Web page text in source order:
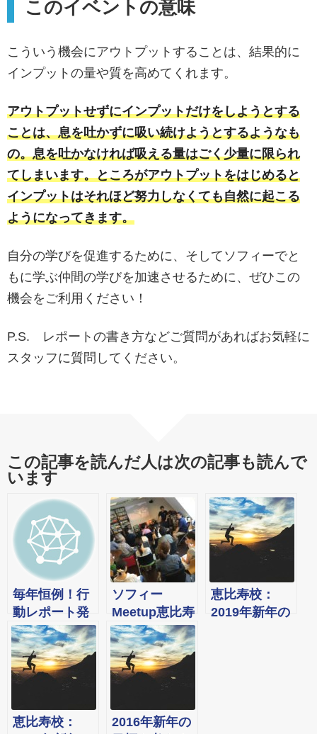
このイベントの意味
こういう機会にアウトプットすることは、結果的に
インプットの量や質を高めてくれます。
アウトプットせずにインプットだけをしようとする
ことは、息を吐かずに吸い続けようとするようなも
の。息を吐かなければ吸える量はごく少量に限られ
てしまいます。ところがアウトプットをはじめると
インプットはそれほど努力しなくても自然に起こる
ようになってきます。
自分の学びを促進するために、そしてソフィーでと
もに学ぶ仲間の学びを加速させるために、ぜひこの
機会をご利用ください！
P.S. レポートの書き方などご質問があればお気軽に
スタッフに質問してください。
この記事を読んだ人は次の記事も読んで
います
毎年恒例！行
動レポート発
表会
ソフィー
Meetup恵比寿
校【第5回】テ
ーマ「洋書を
読んで行動し
たこと」2018
恵比寿校：
2019年新年の
恵比寿校：
2016年新年の